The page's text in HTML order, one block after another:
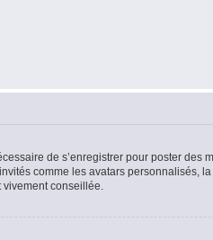
de s’enregistrer pour poster des
comme les avatars personnalisés,
vivement conseillée.